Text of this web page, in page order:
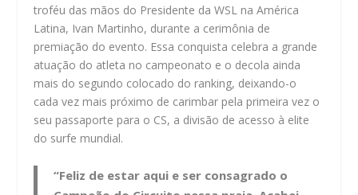
troféu das mãos do Presidente da WSL na América
Latina, Ivan Martinho, durante a cerimônia de
premiação do evento. Essa conquista celebra a grande
atuação do atleta no campeonato e o decola ainda
mais do segundo colocado do ranking, deixando-o
cada vez mais próximo de carimbar pela primeira vez o
seu passaporte para o CS, a divisão de acesso à elite
do surfe mundial.
“Feliz de estar aqui e ser consagrado o